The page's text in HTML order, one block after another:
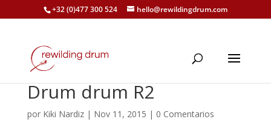
+32 (0)477 300 524 hello@rewildingdrum.com
Drum drum R2
por Kiki Nardiz| Nov 11, 2015 | 0 Comentarios